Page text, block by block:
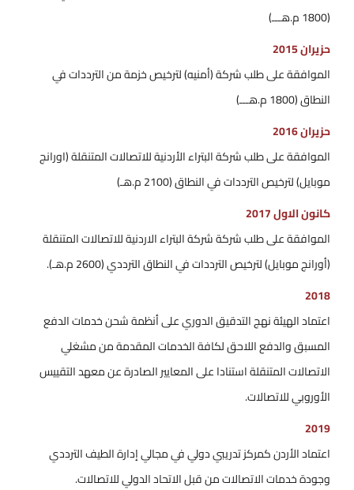
(1800 م.هـــ)
حزيران 2015
الموافقة على طلب شركة (أمنيه) لترخيص خزمة من الترددات في
النطاق (1800 م.هـــ)
حزيران 2016
الموافقة على طلب شركة البتراء الأردنية للاتصالات المتنقلة (اورانج
موبايل) لترخيص الترددات في النطاق (2100 م.هـ)
كانون الاول 2017
الموافقة على طلب شركة شركة البتراء الاردنية للاتصالات المتنقلة
(أورانج موبايل) لترخيص الترددات في النطاق الترددي (2600 م.هـ).
2018
اعتماد الهيئة نهج التدقيق الدوري على أنظمة شحن خدمات الدفع
المسبق والدفع اللاحق لكافة الخدمات المقدمة من مشغلي
الاتصالات المتنقلة استنادا على المعايير الصادرة عن معهد التقييس
الأوروبي للاتصالات.
2019
اعتماد الأردن كمركز تدريبي دولي في مجالي إدارة الطيف الترددي
وجودة خدمات الاتصالات من قبل الاتحاد الدولي للاتصالات.